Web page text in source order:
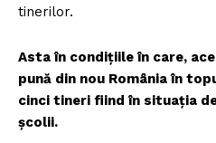
tinerilor.
Asta în condițiile în care,
pună din nou România în
cinci tineri fiind în situația
școlii.